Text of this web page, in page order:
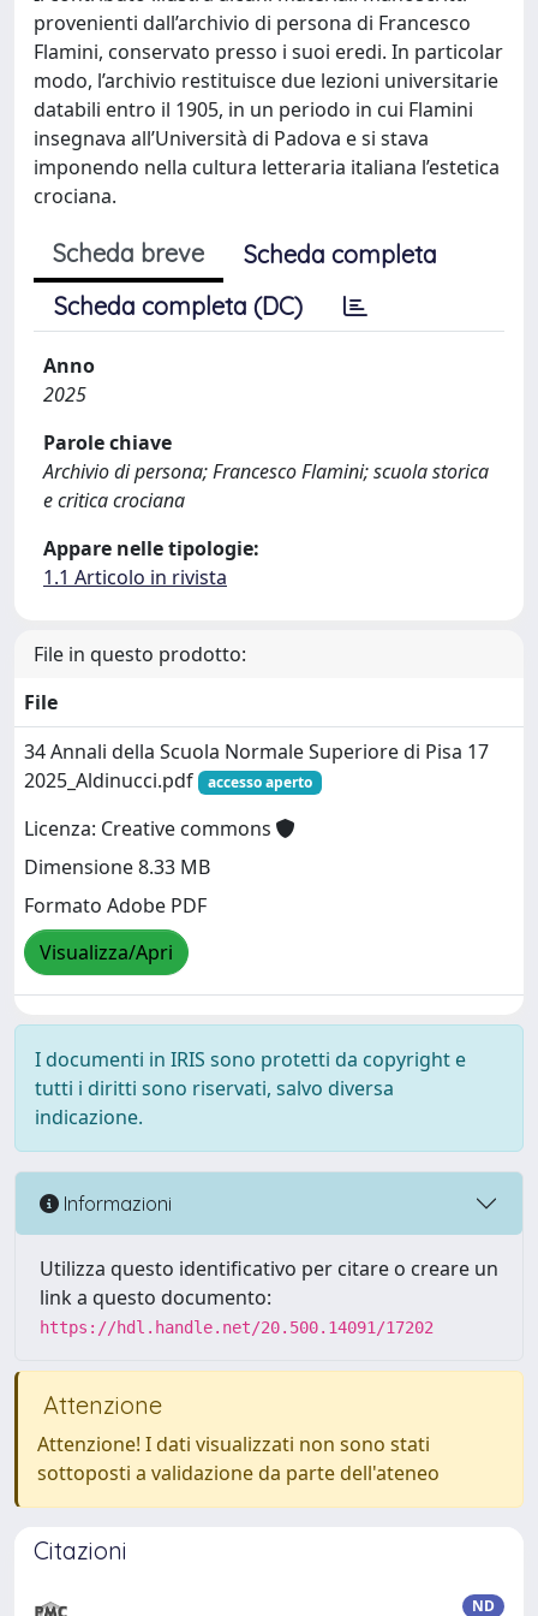
provenienti dall’archivio di persona di Francesco
Flamini, conservato presso i suoi eredi. In particolar
modo, l’archivio restituisce due lezioni universitarie
databili entro il 1905, in un periodo in cui Flamini
insegnava all’Università di Padova e si stava
imponendo nella cultura letteraria italiana l’estetica
crociana.
Scheda breve
Scheda completa
Scheda completa (DC)
Anno
2025
Parole chiave
Archivio di persona; Francesco Flamini; scuola storica
e critica crociana
Appare nelle tipologie:
1.1 Articolo in rivista
File in questo prodotto:
File
34 Annali della Scuola Normale Superiore di Pisa 17
2025_Aldinucci.pdf
accesso aperto
Licenza: Creative commons
Dimensione 8.33 MB
Formato Adobe PDF
Visualizza/Apri
I documenti in IRIS sono protetti da copyright e
tutti i diritti sono riservati, salvo diversa
indicazione.
Informazioni
Utilizza questo identificativo per citare o creare un
link a questo documento:
https://hdl.handle.net/20.500.14091/17202
Attenzione
Attenzione! I dati visualizzati non sono stati
sottoposti a validazione da parte dell'ateneo
Citazioni
ND